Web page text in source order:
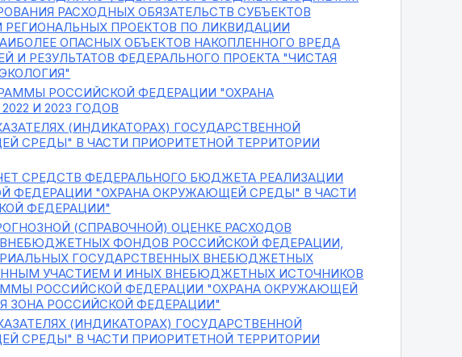
РАСХОДНЫХ ОБЯЗАТЕЛЬСТВ СУБЪЕКТОВ
ПРОЕКТОВ ПО ЛИКВИДАЦИИ
ОПАСНЫХ ОБЪЕКТОВ НАКОПЛЕННОГО ВРЕДА
РЕЗУЛЬТАТОВ ФЕДЕРАЛЬНОГО ПРОЕКТА "ЧИСТАЯ
РОССИЙСКОЙ ФЕДЕРАЦИИ "ОХРАНА
И 2023 ГОДОВ
(ИНДИКАТОРАХ) ГОСУДАРСТВЕННОЙ
СРЕДЫ" В ЧАСТИ ПРИОРИТЕТНОЙ ТЕРРИТОРИИ
СРЕДСТВ ФЕДЕРАЛЬНОГО БЮДЖЕТА РЕАЛИЗАЦИИ
ФЕДЕРАЦИИ "ОХРАНА ОКРУЖАЮЩЕЙ СРЕДЫ" В ЧАСТИ
ФЕДЕРАЦИИ"
(СПРАВОЧНОЙ) ОЦЕНКЕ РАСХОДОВ
ФОНДОВ РОССИЙСКОЙ ФЕДЕРАЦИИ,
ГОСУДАРСТВЕННЫХ ВНЕБЮДЖЕТНЫХ
УЧАСТИЕМ И ИНЫХ ВНЕБЮДЖЕТНЫХ ИСТОЧНИКОВ
РОССИЙСКОЙ ФЕДЕРАЦИИ "ОХРАНА ОКРУЖАЮЩЕЙ
ЗОНА РОССИЙСКОЙ ФЕДЕРАЦИИ"
(ИНДИКАТОРАХ) ГОСУДАРСТВЕННОЙ
СРЕДЫ" В ЧАСТИ ПРИОРИТЕТНОЙ ТЕРРИТОРИИ